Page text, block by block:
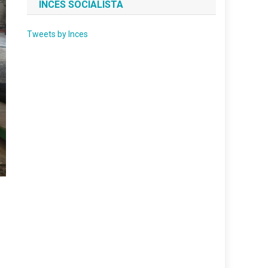
INCES SOCIALISTA
Tweets by Inces